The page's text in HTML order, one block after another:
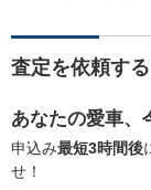
査定を依頼する
あなたの愛車、
申込み最短3時間後
せ！